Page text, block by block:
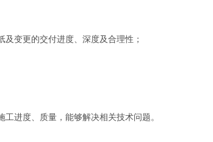
变更的交付进度、深度及合理性；
进度、质量，能够解决相关技术问题。